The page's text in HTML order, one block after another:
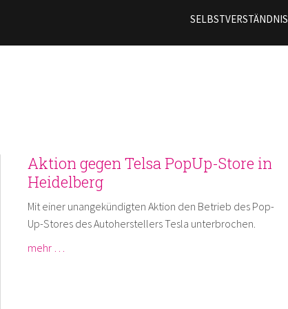
Inhalt
SELBSTVERSTÄNDNIS
Aktion gegen Telsa PopUp-Store in
Heidelberg
Mit einer unangekündigten Aktion den Betrieb des Pop-
Up-Stores des Autoherstellers Tesla unterbrochen.
mehr …